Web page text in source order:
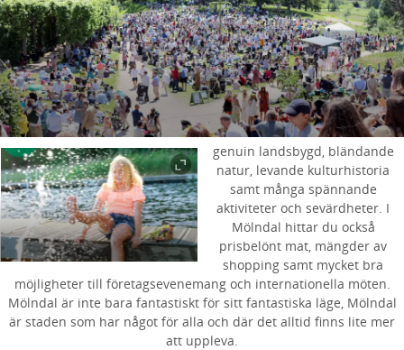
genuin landsbygd, bländande
natur, levande kulturhistoria
samt många spännande
aktiviteter och sevärdheter. I
Mölndal hittar du också
prisbelönt mat, mängder av
shopping samt mycket bra
möjligheter till företagsevenemang och internationella möten.
Mölndal är inte bara fantastiskt för sitt fantastiska läge, Mölndal
är staden som har något för alla och där det alltid finns lite mer
att uppleva.